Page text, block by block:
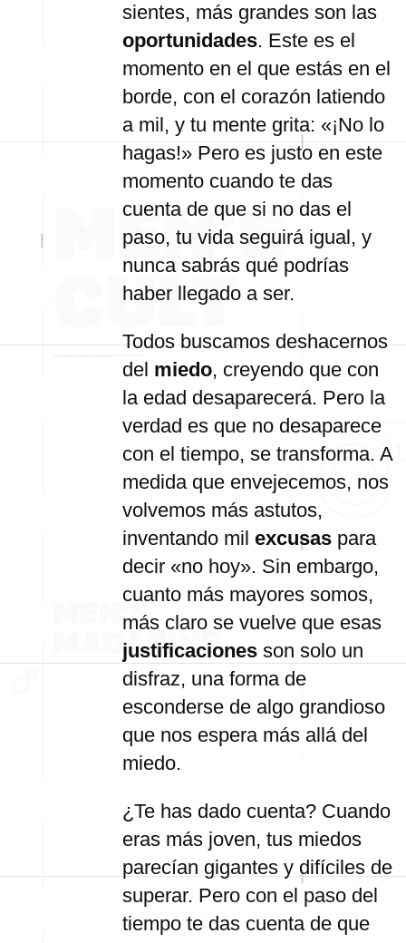
sientes, más grandes son las
oportunidades. Este es el
momento en el que estás en el
borde, con el corazón latiendo
a mil, y tu mente grita: «¡No lo
hagas!» Pero es justo en este
momento cuando te das
cuenta de que si no das el
paso, tu vida seguirá igual, y
nunca sabrás qué podrías
haber llegado a ser.
Todos buscamos deshacernos
del miedo, creyendo que con
la edad desaparecerá. Pero la
verdad es que no desaparece
con el tiempo, se transforma. A
medida que envejecemos, nos
volvemos más astutos,
inventando mil excusas para
decir «no hoy». Sin embargo,
cuanto más mayores somos,
más claro se vuelve que esas
justificaciones son solo un
disfraz, una forma de
esconderse de algo grandioso
que nos espera más allá del
miedo.
¿Te has dado cuenta? Cuando
eras más joven, tus miedos
parecían gigantes y difíciles de
superar. Pero con el paso del
tiempo te das cuenta de que